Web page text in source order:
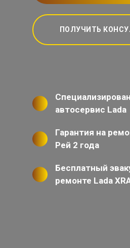
ПОЛУЧИТЬ
автосервис Lada
Гарантия на
Рей 2 года
Бесплатный
ремонте Lada